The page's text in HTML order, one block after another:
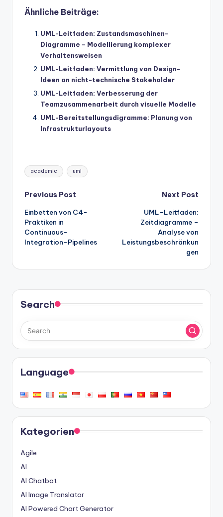
Ähnliche Beiträge:
UML-Leitfaden: Zustandsmaschinen-
Diagramme – Modellierung komplexer
Verhaltensweisen
UML-Leitfaden: Vermittlung von Design-
Ideen an nicht-technische Stakeholder
UML-Leitfaden: Verbesserung der
Teamzusammenarbeit durch visuelle Modelle
UML-Bereitstellungsdigramme: Planung von
Infrastrukturlayouts
Tags:
academic uml
Post
navigation
Previous Post
Einbetten von C4-
Praktiken in
Continuous-
Integration-Pipelines
Next Post
UML-Leitfaden:
Zeitdiagramme –
Analyse von
Leistungsbeschränkun
gen
Search
Language
Kategorien
Agile
AI
AI Chatbot
AI Image Translator
AI Powered Chart Generator